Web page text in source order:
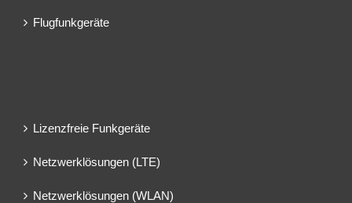
Flugfunkgeräte
Lizenzfreie Funkgeräte
Netzwerklösungen (LTE)
Netzwerklösungen (WLAN)